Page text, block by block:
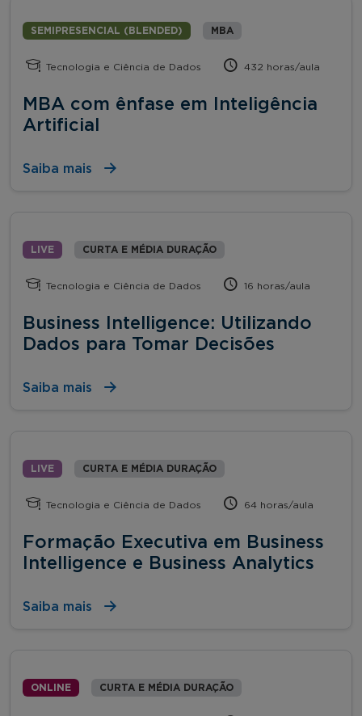
SEMIPRESENCIAL (BLENDED) MBA
Tecnologia e Ciência de Dados 432 horas/aula
MBA com ênfase em Inteligência
Artificial
Saiba mais
LIVE CURTA E MÉDIA DURAÇÃO
Tecnologia e Ciência de Dados 16 horas/aula
Business Intelligence: Utilizando
Dados para Tomar Decisões
Saiba mais
LIVE CURTA E MÉDIA DURAÇÃO
Tecnologia e Ciência de Dados 64 horas/aula
Formação Executiva em Business
Intelligence e Business Analytics
Saiba mais
ONLINE CURTA E MÉDIA DURAÇÃO